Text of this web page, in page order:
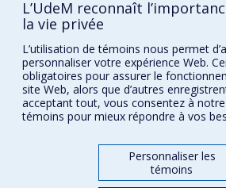
Confidentialité
Conditions d’utilisation
Paramètres des témoins
L’UdeM reconnaît
la vie privée
L’utilisation de témoins nous permet
personnaliser votre expérience Web.
obligatoires pour assurer le
site Web, alors que d’autres
acceptant tout, vous consentez à
témoins pour mieux répondre à vos
Personnaliser les
témoins